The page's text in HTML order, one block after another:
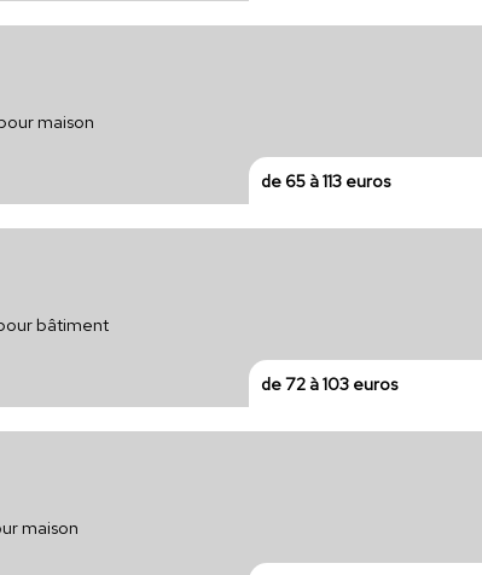
maison
de 65 à 113 euros
bâtiment
de 72 à 103 euros
maison